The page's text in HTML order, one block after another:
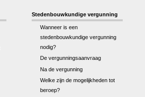
Stedenbouwkundige vergunning
Wanneer is een
stedenbouwkundige vergunning
nodig?
De vergunningsaanvraag
Na de vergunning
Welke zijn de mogelijkheden tot
beroep?